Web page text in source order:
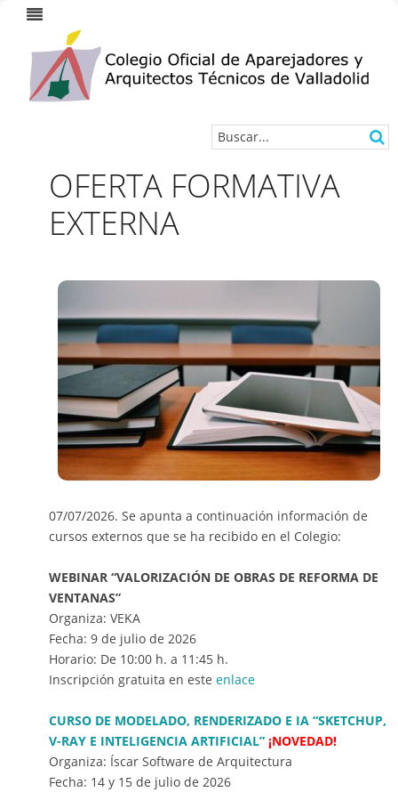
OFERTA FORMATIVA
EXTERNA
07/07/2026. Se apunta a continuación información de
cursos externos que se ha recibido en el Colegio:
WEBINAR “VALORIZACIÓN DE OBRAS DE REFORMA DE
VENTANAS”
Organiza: VEKA
Fecha: 9 de julio de 2026
Horario: De 10:00 h. a 11:45 h.
Inscripción gratuita en este enlace
CURSO DE MODELADO, RENDERIZADO E IA “SKETCHUP,
V-RAY E INTELIGENCIA ARTIFICIAL” ¡NOVEDAD!
Organiza: Íscar Software de Arquitectura
Fecha: 14 y 15 de julio de 2026